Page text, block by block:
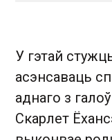
У гэтай
асэнсаваць
аднаго з
Скарлет